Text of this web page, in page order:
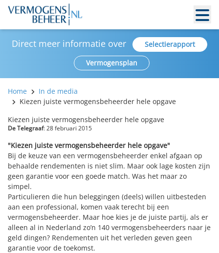
Direct meer informatie over
Selectierapport
Vermogensplan
Home
In de media
Kiezen juiste vermogensbeheerder hele opgave
Kiezen juiste vermogensbeheerder hele opgave
De Telegraaf: 28 februari 2015
"Kiezen juiste vermogens­beheerder hele opgave"
Bij de keuze van een vermogensbeheerder enkel afgaan op
behaalde rendementen is niet slim. Maar ook lage kosten zijn
geen garantie voor een goede match. Was het maar zo
simpel.
Particulieren die hun beleggingen (deels) willen uitbesteden
aan een professional, komen vaak terecht bij een
vermogensbeheerder. Maar hoe kies je de juiste partij, als er
alleen al in Nederland zo’n 140 vermogensbeheerders naar je
geld dingen? Rendementen uit het verleden geven geen
garantie voor de toekomst.